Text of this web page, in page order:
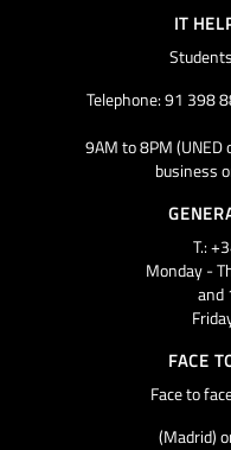
IT
Telephone: 91 398
9AM to 8PM
business
T.:
Monday -
and
FACE
Face to
(Madrid)